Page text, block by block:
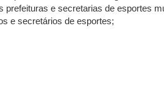
prefeituras e secretarias de esportes
e secretários de esportes;